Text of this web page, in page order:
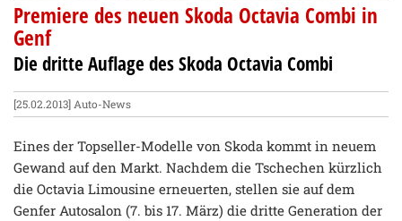
Premiere des neuen Skoda Octavia Combi in
Genf
Die dritte Auflage des Skoda Octavia Combi
[25.02.2013] Auto-News
Eines der Topseller-Modelle von Skoda kommt in neuem
Gewand auf den Markt. Nachdem die Tschechen kürzlich
die Octavia Limousine erneuerten, stellen sie auf dem
Genfer Autosalon (7. bis 17. März) die dritte Generation der